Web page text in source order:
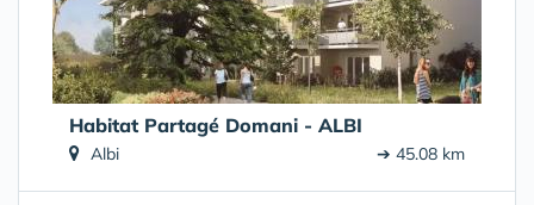
Habitat Partagé Domani - ALBI
Albi ➔ 45.08 km